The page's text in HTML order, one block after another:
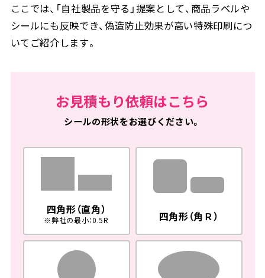
ここでは、「自社製品を守る」提案として、商品ラベルや
シールにも反映でき、偽造防止効果が高い特殊印刷につ
いてご紹介します。
お見積もり依頼はこちら
シールの形状をお選びください。
四角形（直角）
※弊社の最小：0.5R 四角形（角Ｒ）